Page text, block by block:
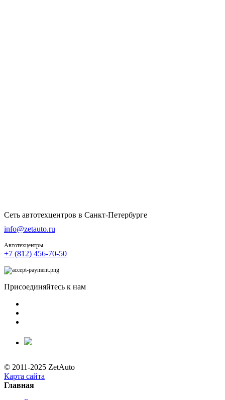
Сеть автотехцентров в Санкт-Петербурге
info@zetauto.ru
Автотехцентры
+7 (812) 456-70-50
Присоединяйтесь к нам
© 2011-2025 ZetAuto
Карта сайта
Главная